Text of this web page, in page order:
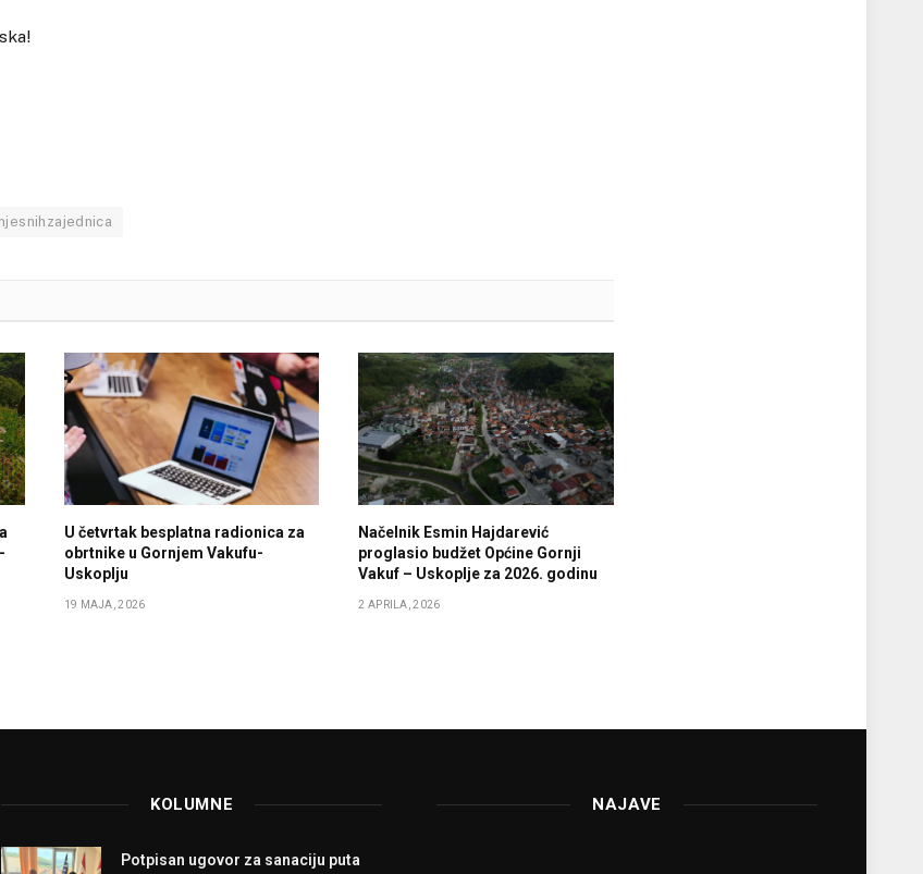
U četvrtak besplatna radionica za
obrtnike u Gornjem Vakufu-
Uskoplju
19 MAJA, 2026
Načelnik Esmin Hajdarević
proglasio budžet Općine Gornji
Vakuf – Uskoplje za 2026. godinu
2 APRILA, 2026
KOLUMNE
Potpisan ugovor za sanaciju puta
NAJAVE